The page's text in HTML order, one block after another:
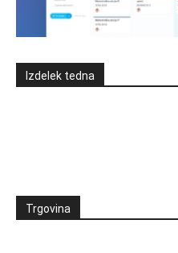
Izdelek tedna
Trgovina